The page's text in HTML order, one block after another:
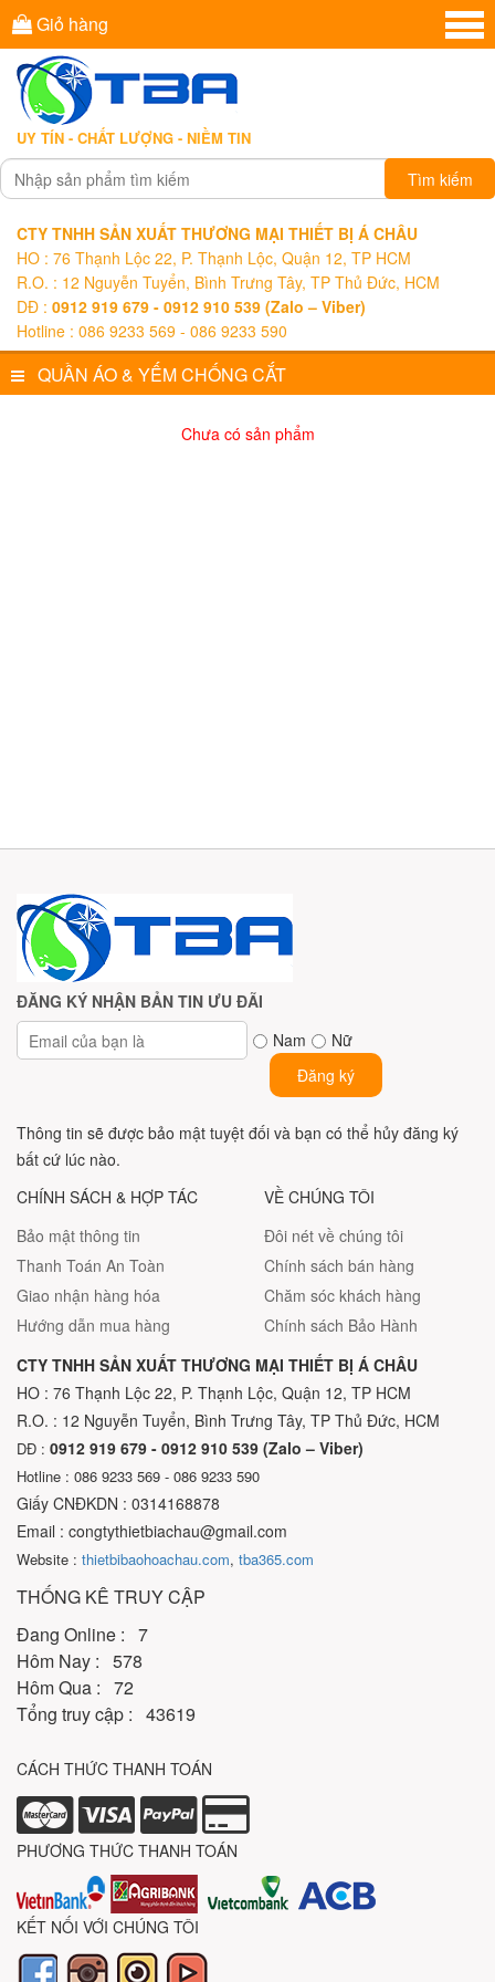
Giỏ hàng
UY TÍN - CHẤT LƯỢNG - NIỀM TIN
Tìm kiếm
CTY TNHH SẢN XUẤT THƯƠNG MẠI THIẾT BỊ Á CHÂU
HO : 76 Thạnh Lộc 22, P. Thạnh Lộc, Quận 12, TP HCM
R.O. : 12 Nguyễn Tuyển, Bình Trưng Tây, TP Thủ Đức, HCM
DĐ : 0912 919 679 - 0912 910 539 (Zalo – Viber)
Hotline : 086 9233 569 - 086 9233 590
QUẦN ÁO & YẾM CHỐNG CẮT
Chưa có sản phẩm
ĐĂNG KÝ NHẬN BẢN TIN ƯU ĐÃI
Nam
Nữ
Đăng ký
Thông tin sẽ được bảo mật tuyệt đối và bạn có thể hủy đăng ký
bất cứ lúc nào.
CHÍNH SÁCH & HỢP TÁC
Bảo mật thông tin
Thanh Toán An Toàn
Giao nhận hàng hóa
Hướng dẫn mua hàng
VỀ CHÚNG TÔI
Đôi nét về chúng tôi
Chính sách bán hàng
Chăm sóc khách hàng
Chính sách Bảo Hành
CTY TNHH SẢN XUẤT THƯƠNG MẠI THIẾT BỊ Á CHÂU
HO : 76 Thạnh Lộc 22, P. Thạnh Lộc, Quận 12, TP HCM
R.O. : 12 Nguyễn Tuyển, Bình Trưng Tây, TP Thủ Đức, HCM
DĐ : 0912 919 679 - 0912 910 539 (Zalo – Viber)
Hotline : 086 9233 569 - 086 9233 590
Giấy CNĐKDN : 0314168878
Email : congtythietbiachau@gmail.com
Website : thietbibaohoachau.com, tba365.com
THỐNG KÊ TRUY CẬP
Đang Online : 7
Hôm Nay : 578
Hôm Qua : 72
Tổng truy cập : 43619
CÁCH THỨC THANH TOÁN
PHƯƠNG THỨC THANH TOÁN
KẾT NỐI VỚI CHÚNG TÔI